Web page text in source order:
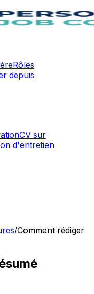
Rôles
depuis
CV sur
d'entretien
/Comment rédiger